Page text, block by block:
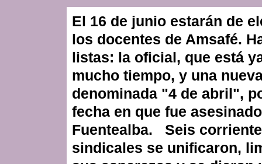
El 16 de junio estarán de
los docentes de Amsafé.
listas: la oficial, que está
mucho tiempo, y una
denominada "4 de abril",
fecha en que fue
Fuentealba. Seis
sindicales se unificaron,